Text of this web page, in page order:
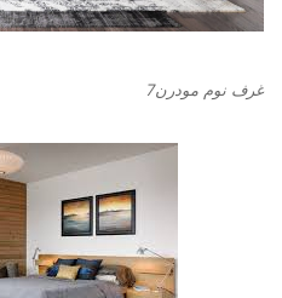
غرف نوم مودرن7